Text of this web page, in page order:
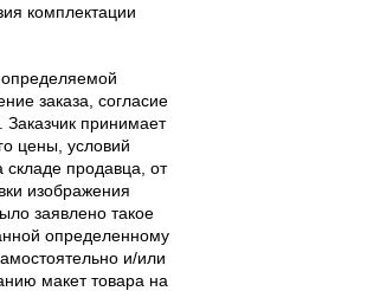
комплектации
заказа, согласие
принимает
цены, условий
складе продавца, от
изображения
заявлено такое
определенному
и/или
макет товара на